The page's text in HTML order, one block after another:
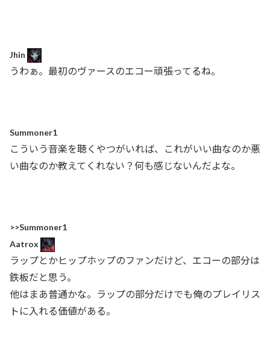
Jhin
うわぁ。最初のヴァースのエコー頑張ってるね。
Summoner1
こういう音楽を聴くやつがいれば、これがいい曲なのか悪
い曲なのか教えてくれない？何も感じないんだよな。
>>Summoner1
Aatrox
ラップとかヒップホップのファンだけど、エコーの部分は
鉄板だと思う。
他はまあ普通かな。ラップの部分だけでも俺のプレイリス
トに入れる価値がある。